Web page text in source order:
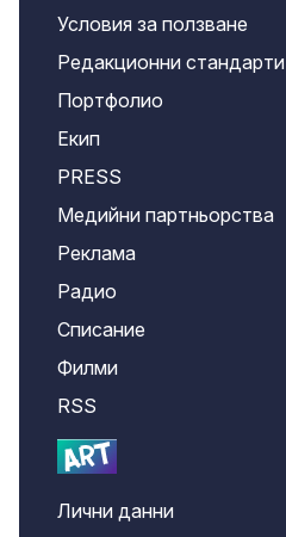
Условия за ползване
Редакционни стандарти
Портфолио
Екип
PRESS
Медийни партньорства
Реклама
Радио
Списание
Филми
RSS
Лични данни